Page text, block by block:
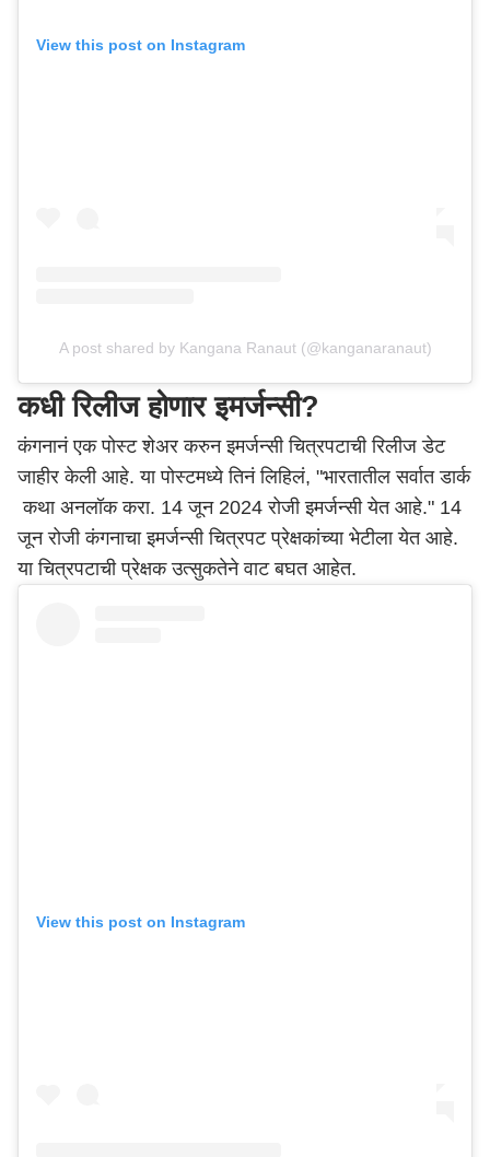
View this post on Instagram
A post shared by Kangana Ranaut (@kanganaranaut)
कधी रिलीज होणार इमर्जन्सी?
कंगनानं एक पोस्ट शेअर करुन इमर्जन्सी चित्रपटाची रिलीज डेट
जाहीर केली आहे. या पोस्टमध्ये तिनं लिहिलं, "भारतातील सर्वात डार्क
कथा अनलॉक करा. 14 जून 2024 रोजी इमर्जन्सी येत आहे." 14
जून रोजी कंगनाचा इमर्जन्सी चित्रपट प्रेक्षकांच्या भेटीला येत आहे.
या चित्रपटाची प्रेक्षक उत्सुकतेने वाट बघत आहेत.
View this post on Instagram